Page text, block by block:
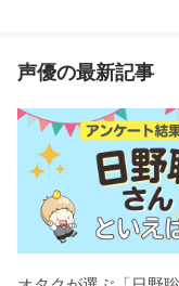
声優の最新記事